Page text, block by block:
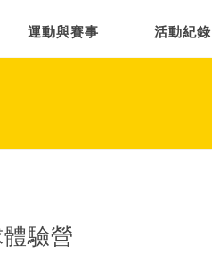
運動與賽事 活動紀錄
驗營